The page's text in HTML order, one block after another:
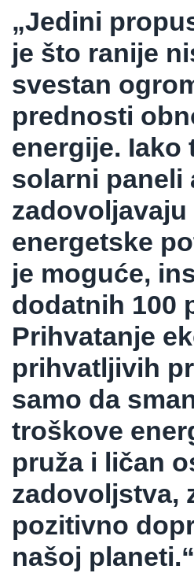
„Jedini
je što ranije
svestan
prednosti
energije. Iako
solarni paneli
zadovoljavaju
energetske
je moguće,
dodatnih 100
Prihvatanje
prihvatljivih
samo da
troškove
pruža i ličan
zadovoljstva,
pozitivno
našoj planeti.“